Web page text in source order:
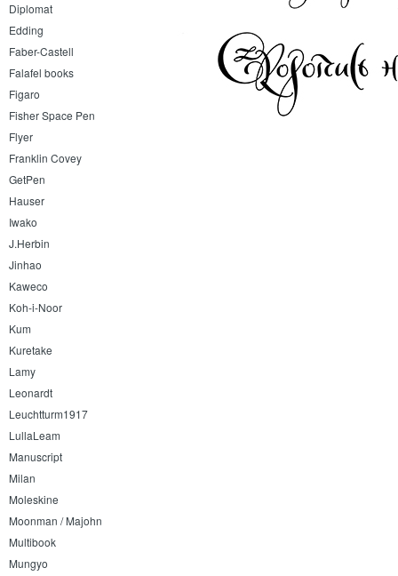
Diplomat
Edding
Faber-Castell
Falafel books
Figaro
Fisher Space Pen
Flyer
Franklin Covey
GetPen
Hauser
Iwako
J.Herbin
Jinhao
Kaweco
Koh-i-Noor
Kum
Kuretake
Lamy
Leonardt
Leuchtturm1917
LullaLeam
Manuscript
Milan
Moleskine
Moonman / Majohn
Multibook
Mungyo